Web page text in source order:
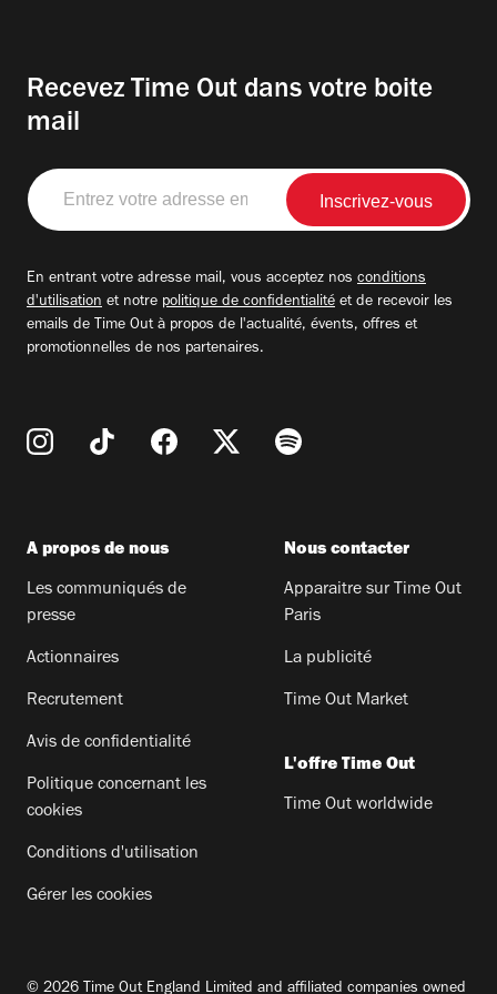
Recevez Time Out dans votre boite
mail
Entrez
votre
adresse
En entrant votre adresse mail, vous acceptez nos conditions
d'utilisation et notre politique de confidentialité et de recevoir les
emails de Time Out à propos de l'actualité, évents, offres et
promotionnelles de nos partenaires.
A propos de nous
Les communiqués de
presse
Actionnaires
Recrutement
Avis de confidentialité
Politique concernant les
cookies
Conditions d'utilisation
Gérer les cookies
Nous contacter
Apparaitre sur Time Out
Paris
La publicité
Time Out Market
L'offre Time Out
Time Out worldwide
© 2026 Time Out England Limited and affiliated companies owned